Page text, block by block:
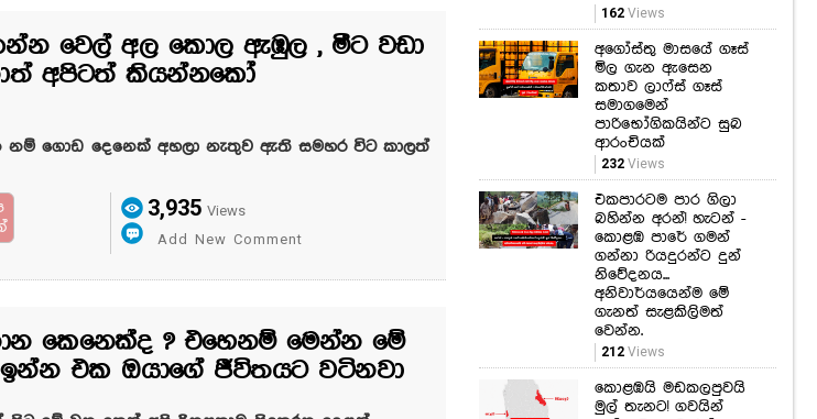
වෙල් අල කොල ඇඹුල , මීට වඩා
අපිටත් කියන්නකෝ
ගොඩ දෙනෙක් අහලා නැතුව ඇති සමහර විට කාලත්
3,935 Views
Add New Comment
කෙනෙක්ද ? එහෙනම් මෙන්න මේ
එක ඔයාගේ ජීවිතයට වටිනවා
162 Views
අගෝස්තු මාසයේ ගෑස්
මිල ගැන ඇසෙන
කතාව ලාෆ්ස් ගෑස්
සමාගමෙන්
පාරිභෝගිකයින්ට සුබ
ආරංචියක්
232 Views
එකපාරටම පාර ගිලා
බහින්න අරන්! හැටන් -
කොළඹ පාරේ ගමන්
ගන්නා රියදුරන්ට දුන්
නිවේදනය...
අනිවාර්යයෙන්ම මේ
ගැනත් සැළකිලිමත්
වෙන්න.
212 Views
කොළඹයි මඩකලපුවයි
මුල් තැනට! ගවයින්